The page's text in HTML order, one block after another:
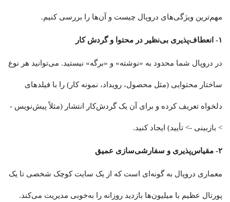
مهم‌ترین ویژگی‌های دروپال چیست و آن‌ها را بررسی کنیم.
۱- انعطاف‌پذیری بی‌نظیر در محتوا و گردش کار
در دروپال شما محدود به «نوشته» و «برگه» نیستید. می‌توانید هر نوع
ساختار محتوایی (مثل محصول، رویداد، نمونه کار) را با فیلدهای
دلخواه تعریف کرده و برای آن یک گردش‌کار انتشار (مثلاً پیش‌نویس -
> بازبینی -> تأیید) ایجاد کنید.
۲- مقیاس‌پذیری و سفارشی‌سازی عمیق
معماری دروپال به گونه‌ای است که از یک سایت کوچک شخصی تا یک
پورتال عظیم با میلیون‌ها بازدید روزانه را به‌خوبی مدیریت می‌کند.